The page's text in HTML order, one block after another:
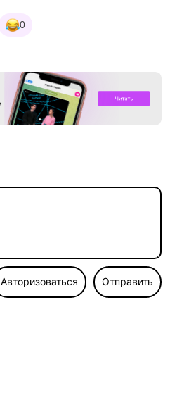
0
Авторизоваться Отправить